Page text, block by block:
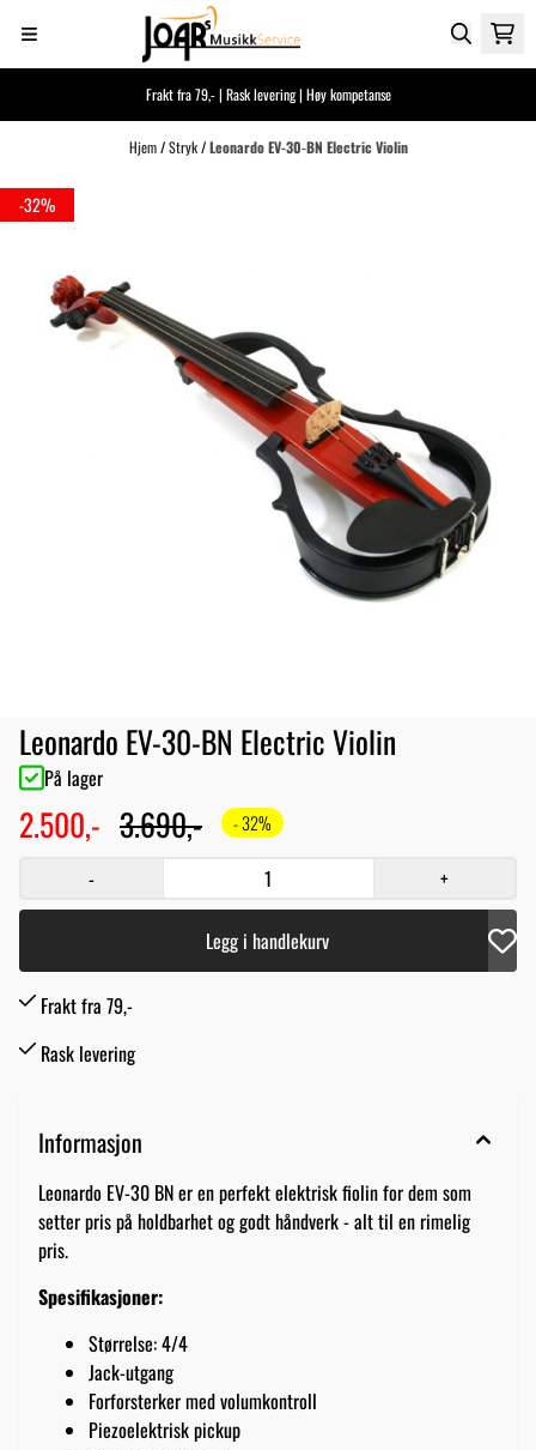
Hopp til innhold
Frakt fra 79,- | Rask levering | Høy kompetanse
Hjem/Stryk/Leonardo EV-30-BN Electric Violin
-32%
Leonardo EV-30-BN Electric Violin
På lager
2.500,- 3.690,- - 32%
- +
Legg i handlekurv
Frakt fra 79,-
Rask levering
Informasjon
Leonardo EV-30 BN er en perfekt elektrisk fiolin for dem som
setter pris på holdbarhet og godt håndverk - alt til en rimelig
pris.
Spesifikasjoner:
Størrelse: 4/4
Jack-utgang
Forforsterker med volumkontroll
Piezoelektrisk pickup